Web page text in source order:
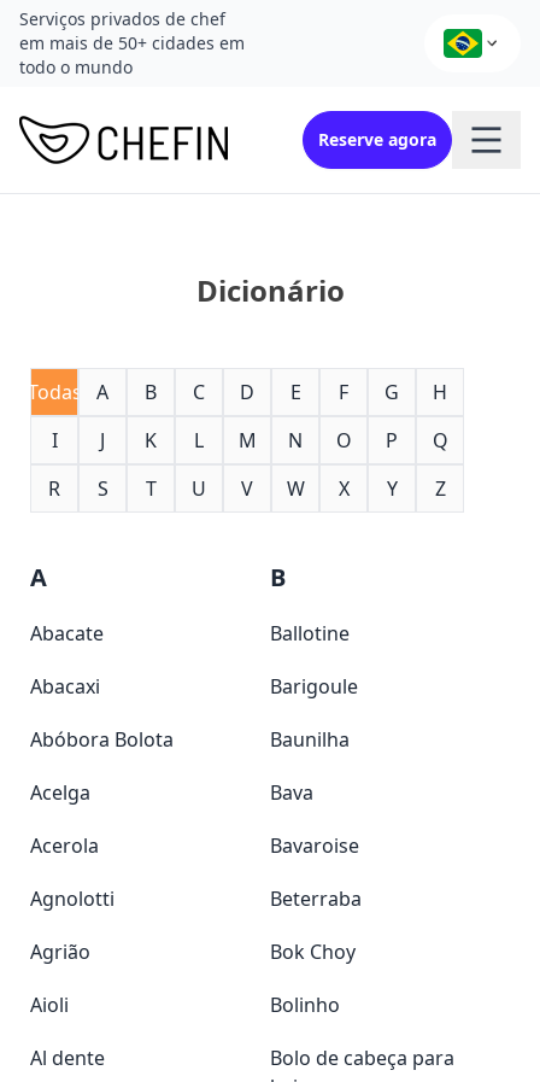
Serviços privados de chef
em mais de 50+ cidades em
todo o mundo
Reserve agora
Dicionário
Todas A B C D E F G
H
I
J K L M N O P
Q
R
S T U V W X Y Z
A
Abacate
Abacaxi
Abóbora Bolota
Acelga
Acerola
Agnolotti
Agrião
Aioli
Al dente
B
Ballotine
Barigoule
Baunilha
Bava
Bavaroise
Beterraba
Bok Choy
Bolinho
Bolo de cabeça para